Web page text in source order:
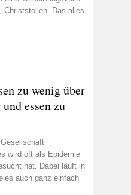
Christstollen. Das alles
zu wenig über
essen zu
wird oft als Epidemie
hat. Dabei läuft in
auch ganz einfach